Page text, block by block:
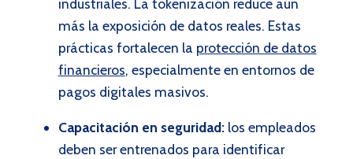
más la exposición de datos reales. Estas
prácticas fortalecen la protección de datos
financieros, especialmente en entornos de
pagos digitales masivos.
Capacitación en seguridad:los empleados
deben ser entrenados para identificar